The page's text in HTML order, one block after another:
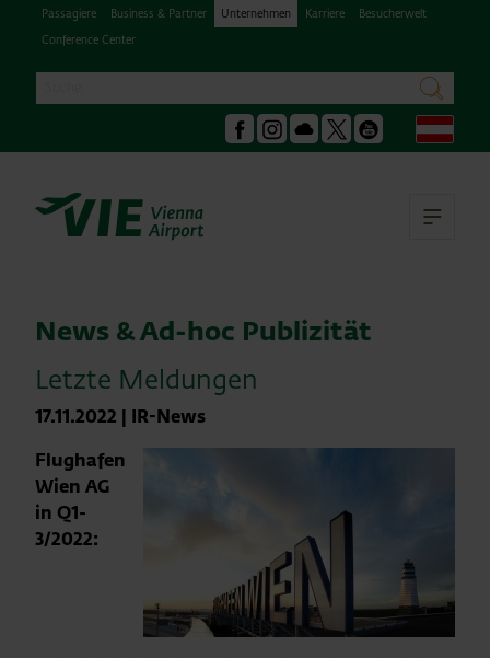
Passagiere Business & Partner Unternehmen Karriere
Besucherwelt
Conference Center
suchen
Facebook
Instagram
Podcast Youtube
News & Ad-hoc Publizität
Letzte Meldungen
17.11.2022 | IR-News
Flughafen
Wien AG
in Q1-
3/2022: